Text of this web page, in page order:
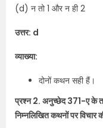
(d) न तो 1 और न ही 2
उत्तर: d
व्याख्या:
दोनों कथन सही हैं।
प्रश्न 2. अनुच्छेद 371-ए के
निम्नलिखित कथनों पर विचार